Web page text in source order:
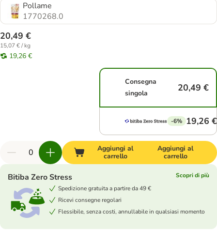
Pollame
1770268.0
20,49 €
15,07 € / kg
19,26 €
Consegna
singola
20,49 €
-6% 19,26 €
Aggiungi al
carrello
Aggiungi al
carrello
Bitiba Zero Stress
Scopri di più
Spedizione gratuita a partire da 49 €
Ricevi consegne regolari
Flessibile, senza costi, annullabile in qualsiasi momento